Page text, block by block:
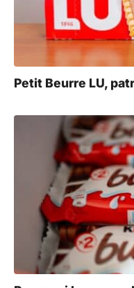
Petit Beurre LU,